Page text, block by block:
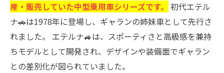
産・販売していた中型乗用車シリーズです。 初代エテル
ナ🚗は1978年に登場し、ギャランの姉妹車として先行さ
れました。 エテルナ🚙は、スポーティさと高級感を兼持
ちモデルとして開発され、デザインや装備面でギャラン
との差別化が図られていました。